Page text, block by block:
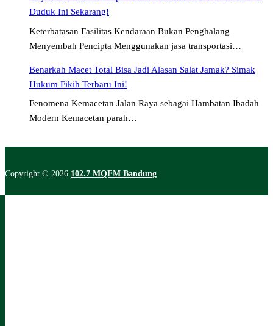
Duduk Ini Sekarang!
Keterbatasan Fasilitas Kendaraan Bukan Penghalang
Menyembah Pencipta Menggunakan jasa transportasi…
Benarkah Macet Total Bisa Jadi Alasan Salat Jamak? Simak
Hukum Fikih Terbaru Ini!
Fenomena Kemacetan Jalan Raya sebagai Hambatan Ibadah
Modern Kemacetan parah…
Copyright © 2026 102.7 MQFM Bandung